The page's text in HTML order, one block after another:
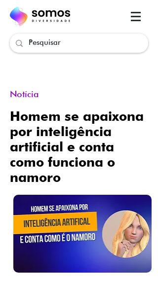
Notícia
.
Homem se apaixona
por inteligência
artificial e conta
como funciona o
namoro